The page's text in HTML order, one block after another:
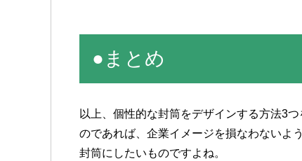
●まとめ
以上、個性的な封筒をデザインする方法3
のであれば、企業イメージを損なわないよ
封筒にしたいものですよね。